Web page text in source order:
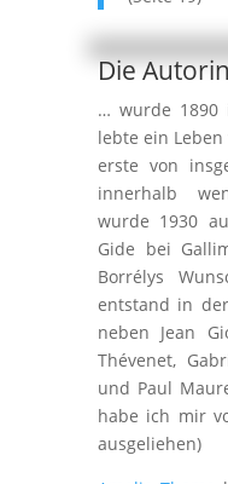
Die
… wurde 1890
lebte ein
erste von
innerhalb
wurde 1930
Gide bei
Borrélys
entstand in
neben Jean
Thévenet,
und Paul
habe ich mir
ausgeliehen)